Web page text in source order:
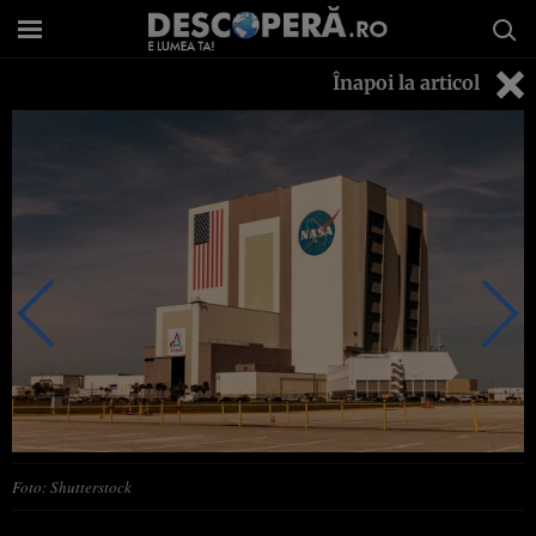
Înapoi la articol
Foto: Shutterstock